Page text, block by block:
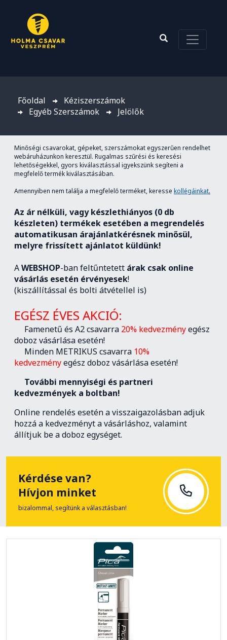
Főoldal
Kéziszerszámok
Egyéb Szerszámok
Jelölők
Minőségi csavarokat, gépeket, szerszámokat egyszerűen rendelhet
webáruházunkon keresztül. Rugalmas szűrési és keresési
lehetőségekkel, gyors kiválasztással igyekszünk segíteni a
megfelelő termék kiválasztásában.
Amennyiben nem találja a megfelelő terméket, keresse kollégáinkat.
Az ár nélküli, vagy készlethiányos (0 db
készleten) termékek esetében a megrendelés
automatikusan árajánlatkérésnek minősül,
melyre frissített ajánlatot küldünk!
AWEBSHOP-ban feltűntetett árak csak online
vásárlás esetén érvényesek!
(kiszállítással és bolti átvétellel is)
EGÉSZ ÉVES AKCIÓ:
Famenetű és A2 csavarra 20% kedvezményegész
doboz vásárlása esetén!
Minden METRIKUS csavarra 10%
kedvezményegész doboz vásárlása esetén!
További mennyiségi és partneri
kedvezmények a boltban!
Online rendelés esetén a visszaigazolásban adjuk
hozzá a kedvezményt a vásárláshoz, valamint
állítjuk be a doboz egységet.
Kérdése van?
Hívjon minket
bizalommal, segítünk a választásban!